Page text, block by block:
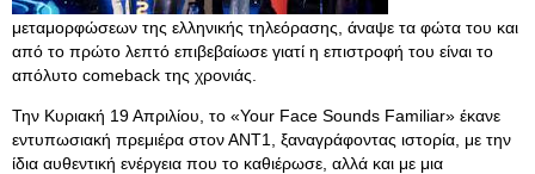
μεταμορφώσεων της ελληνικής τηλεόρασης, άναψε τα φώτα του και
από το πρώτο λεπτό επιβεβαίωσε γιατί η επιστροφή του είναι το
απόλυτο comeback της χρονιάς.
Την Κυριακή 19 Απριλίου, το «Your Face Sounds Familiar» έκανε
εντυπωσιακή πρεμιέρα στον ΑΝΤ1, ξαναγράφοντας ιστορία, με την
ίδια αυθεντική ενέργεια που το καθιέρωσε, αλλά και με μια